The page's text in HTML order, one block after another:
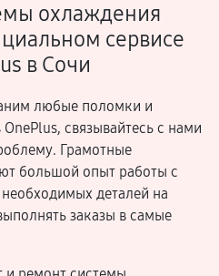
охлаждения
сервисе
в Сочи
любые поломки и
связывайтесь с нами
Грамотные
большой опыт работы с
деталей на
заказы в самые